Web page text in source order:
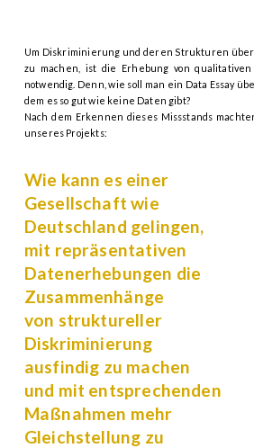
Um Diskriminierung und deren Strukturen
zu machen, ist die Erhebung von
notwendig. Denn, wie soll man ein Data Essay
dem es so gut wie keine Daten gibt?
Nach dem Erkennen dieses Missstands
unseres Projekts:
Wie kann es einer
Gesellschaft wie
Deutschland gelingen,
mit repräsentativen
Datenerhebungen die
Zusammenhänge
von struktureller
Diskriminierung
ausfindig zu machen
und mit entsprechenden
Maßnahmen mehr
Gleichstellung zu